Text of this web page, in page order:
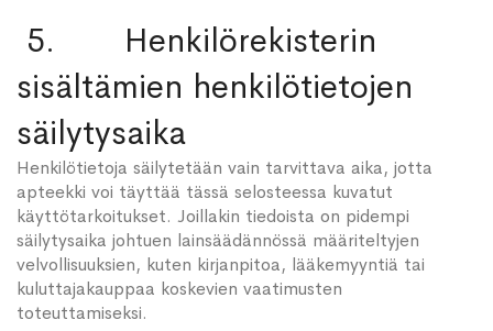
5. Henkilörekisterin
sisältämien henkilötietojen
säilytysaika
Henkilötietoja säilytetään vain tarvittava aika, jotta
apteekki voi täyttää tässä selosteessa kuvatut
käyttötarkoitukset. Joillakin tiedoista on pidempi
säilytysaika johtuen lainsäädännössä määriteltyjen
velvollisuuksien, kuten kirjanpitoa, lääkemyyntiä tai
kuluttajakauppaa koskevien vaatimusten
toteuttamiseksi.